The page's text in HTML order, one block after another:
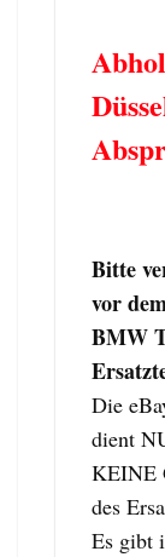
Bitte
vor
BMW
Die
dient
KEINE
des
Es gibt